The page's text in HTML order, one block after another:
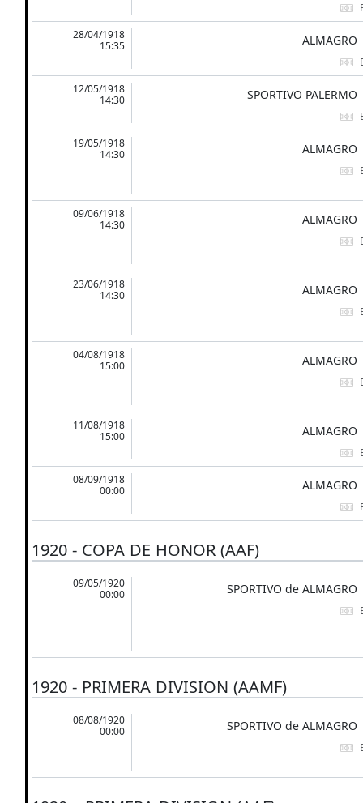
28/04/1918
15:35
ALMAGRO
12/05/1918
14:30
SPORTIVO PALERMO
19/05/1918
14:30
ALMAGRO
09/06/1918
14:30
ALMAGRO
23/06/1918
14:30
ALMAGRO
04/08/1918
15:00
ALMAGRO
11/08/1918
15:00
ALMAGRO
08/09/1918
00:00
ALMAGRO
1920 - COPA DE HONOR (AAF)
09/05/1920
00:00
SPORTIVO de ALMAGRO
1920 - PRIMERA DIVISION (AAMF)
08/08/1920
00:00
SPORTIVO de ALMAGRO